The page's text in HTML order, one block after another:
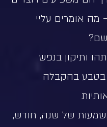
מה אומרים עליי
ותיקון בנפש
בטבע בהקבלה
של שנה, חודש,